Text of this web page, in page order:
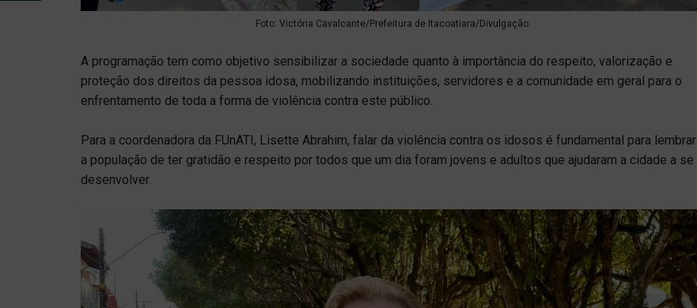
Foto: Victória Cavalcante/Prefeitura de Itacoatiara/Divulgação
A programação tem como objetivo sensibilizar a sociedade quanto à importância do respeito, valorização e
proteção dos direitos da pessoa idosa, mobilizando instituições, servidores e a comunidade em geral para o
enfrentamento de toda a forma de violência contra este público.
Para a coordenadora da FUnATI, Lisette Abrahim, falar da violência contra os idosos é fundamental para lembrar
a população de ter gratidão e respeito por todos que um dia foram jovens e adultos que ajudaram a cidade a se
desenvolver.